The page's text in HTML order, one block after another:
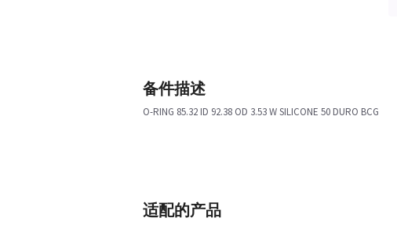
备件描述
O-RING 85.32 ID 92.38 OD 3.53 W SILICONE 50 DURO BCG
适配的产品